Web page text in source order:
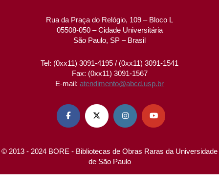
Rua da Praça do Relógio, 109 – Bloco L
05508-050 – Cidade Universitária
São Paulo, SP – Brasil
Tel: (0xx11) 3091-4195 / (0xx11) 3091-1541
Fax: (0xx11) 3091-1567
E-mail: atendimento@abcd.usp.br
   
© 2013 - 2024 BORE - Bibliotecas de Obras Raras da Universidade
de São Paulo